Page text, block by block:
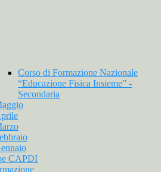
Corso di Formazione Nazionale
“Educazione Fisica Insieme” -
Secondaria
CAPDI